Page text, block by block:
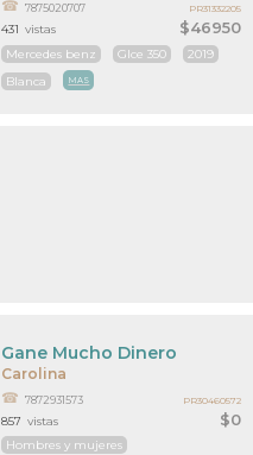
$46950
7875020707
Mercedes benz Glce 350
2019
Blanca
MAS
431 vistas
PR31332205
Carolina
$0
Gane Mucho Dinero
7872931573
Hombres y mujeres
857 vistas
PR30460572